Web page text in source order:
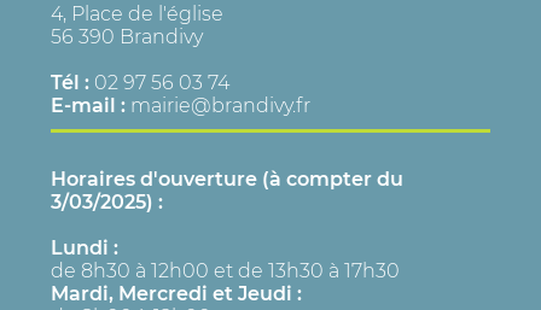
4, Place de l'église
56 390 Brandivy
Tél : 02 97 56 03 74
E-mail : mairie@brandivy.fr
Horaires d'ouverture (à compter du
3/03/2025) :
Lundi :
de 8h30 à 12h00 et de 13h30 à 17h30
Mardi, Mercredi et Jeudi :